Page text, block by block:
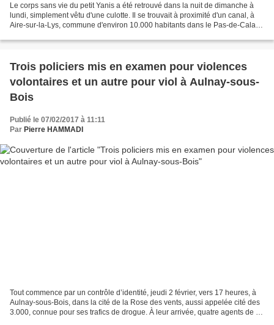
Le corps sans vie du petit Yanis a été retrouvé dans la nuit de dimanche à
lundi, simplement vêtu d'une culotte. Il se trouvait à proximité d'un canal, à
Aire-sur-la-Lys, commune d'environ 10.000 habitants dans le Pas-de-Calais.
Trois policiers mis en examen pour violences
volontaires et un autre pour viol à Aulnay-sous-
Bois
Publié le 07/02/2017 à 11:11
Par Pierre HAMMADI
Tout commence par un contrôle d’identité, jeudi 2 février, vers 17 heures, à
Aulnay-sous-Bois, dans la cité de la Rose des vents, aussi appelée cité des
3.000, connue pour ses trafics de drogue. À leur arrivée, quatre agents de la